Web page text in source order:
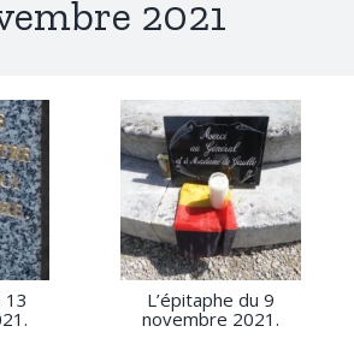
2021
13
L’épitaphe du 9
novembre 2021.